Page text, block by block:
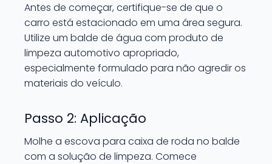
Antes de começar, certifique-se de que o
carro está estacionado em uma área segura.
Utilize um balde de água com produto de
limpeza automotivo apropriado,
especialmente formulado para não agredir os
materiais do veículo.
Passo 2: Aplicação
Molhe a escova para caixa de roda no balde
com a solução de limpeza. Comece